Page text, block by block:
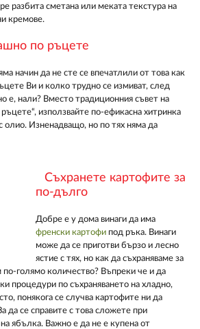
разбита сметана или меката текстура на
кремове.
по ръцете
начин да не сте се впечатлили от това как
Ви и колко трудно се измиват, след
е, нали? Вместо традиционния съвет на
използвайте по-ефикасна хитринка
олио. Изненадващо, но по тях няма да
Съхранете картофите за
по-дълго
Добре е у дома винаги да има
френски картофипод ръка. Винаги
може да се приготви бързо и лесно
ястие с тях, но как да съхраняваме за
по-голямо количество? Въпреки че и да
процедури по съхраняването на хладно,
понякога се случва картофите ни да
да се справите с това сложете при
ябълка. Важно е да не е купена от